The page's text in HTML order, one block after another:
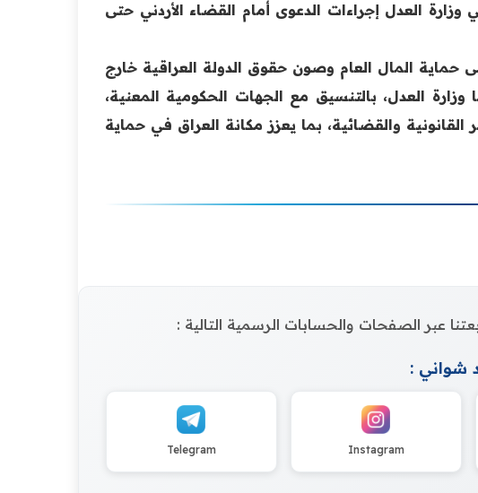
في وزارة العدل إجراءات الدعوى أمام القضاء الأردني حتى
حماية المال العام وصون حقوق الدولة العراقية خارج
وزارة العدل، بالتنسيق مع الجهات الحكومية المعنية،
والقضائية، بما يعزز مكانة العراق في حماية
عبر الصفحات والحسابات الرسمية التالية :
شواني :
Instagram
Telegram